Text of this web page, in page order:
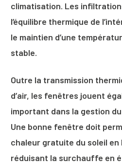
climatisation. Les
l’équilibre thermique de
le maintien d’une
stable.
Outre la transmission
d’air, les fenêtres jouent
important dans la gestion
Une bonne fenêtre doit
chaleur gratuite du soleil en
réduisant la surchauffe en